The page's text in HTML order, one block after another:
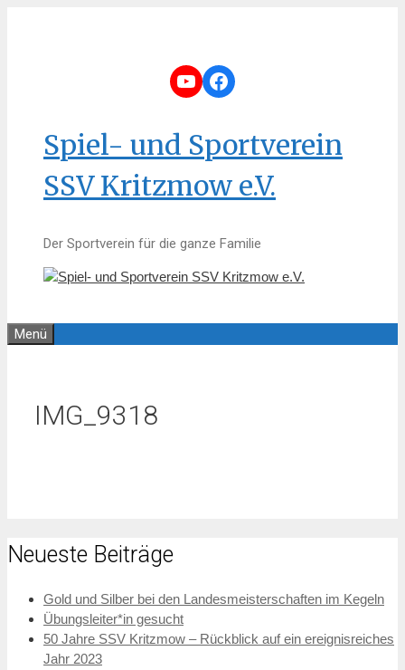
YouTube
Facebook
Spiel- und Sportverein
SSV Kritzmow e.V.
Der Sportverein für die ganze Familie
Menü
IMG_9318
Neueste Beiträge
Gold und Silber bei den Landesmeisterschaften im Kegeln
Übungsleiter*in gesucht
50 Jahre SSV Kritzmow – Rückblick auf ein ereignisreiches
Jahr 2023